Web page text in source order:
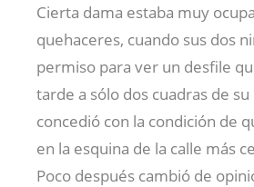
Cierta dama estaba muy
quehaceres, cuando sus dos
permiso para ver un desfile
tarde a sólo dos cuadras de su
concedió con la condición de
en la esquina de la calle más
Poco después cambió de